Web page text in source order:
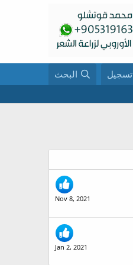
تسجيل البحث
Nov 8, 2021
Jan 2, 2021